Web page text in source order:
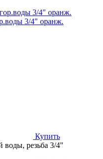
3/4" оранж.
Купить
воды, резьба 3/4"